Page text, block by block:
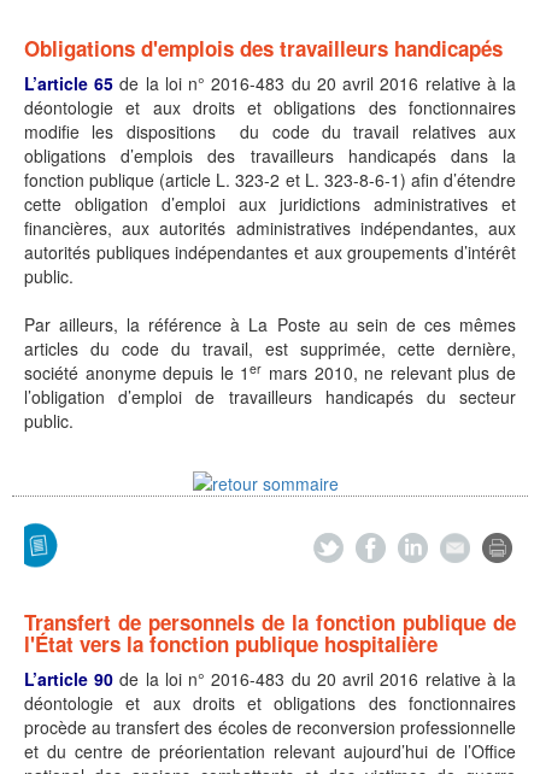
Obligations d'emplois des travailleurs handicapés
L’article 65 de la loi n° 2016-483 du 20 avril 2016 relative à la
déontologie et aux droits et obligations des fonctionnaires
modifie les dispositions du code du travail relatives aux
obligations d’emplois des travailleurs handicapés dans la
fonction publique (article L. 323-2 et L. 323-8-6-1) afin d’étendre
cette obligation d’emploi aux juridictions administratives et
financières, aux autorités administratives indépendantes, aux
autorités publiques indépendantes et aux groupements d’intérêt
public.
Par ailleurs, la référence à La Poste au sein de ces mêmes
articles du code du travail, est supprimée, cette dernière,
société anonyme depuis le 1er mars 2010, ne relevant plus de
l’obligation d’emploi de travailleurs handicapés du secteur
public.
Transfert de personnels de la fonction publique de
l'État vers la fonction publique hospitalière
L’article 90 de la loi n° 2016-483 du 20 avril 2016 relative à la
déontologie et aux droits et obligations des fonctionnaires
procède au transfert des écoles de reconversion professionnelle
et du centre de préorientation relevant aujourd’hui de l’Office